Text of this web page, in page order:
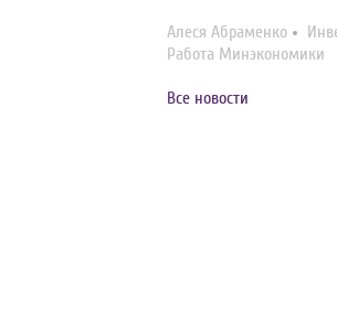
Алеся Абраменко
Работа Минэкономики
Все новости